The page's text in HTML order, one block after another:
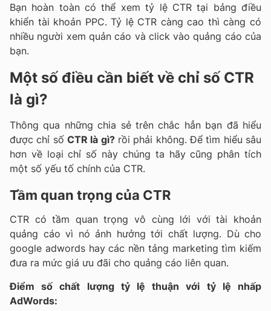
Bạn hoàn toàn có thể xem tỷ lệ CTR tại bảng điều
khiển tài khoản PPC. Tỷ lệ CTR càng cao thì càng có
nhiều người xem quản cáo và click vào quảng cáo của
bạn.
Một số điều cần biết về chỉ số CTR
là gì?
Thông qua những chia sẻ trên chắc hẳn bạn đã hiểu
được chỉ số CTR là gì?rồi phải không. Để tìm hiểu sâu
hơn về loại chỉ số này chúng ta hãy cũng phân tích
một số yếu tố chính của CTR.
Tầm quan trọng của CTR
CTR có tầm quan trọng vô cùng lới với tài khoản
quảng cáo vì nó ảnh hưởng tới chất lượng. Dù cho
google adwords hay các nền tảng marketing tìm kiếm
đưa ra mức giá ưu đãi cho quảng cáo liên quan.
Điểm số chất lượng tỷ lệ thuận với tỷ lệ nhấp
AdWords: